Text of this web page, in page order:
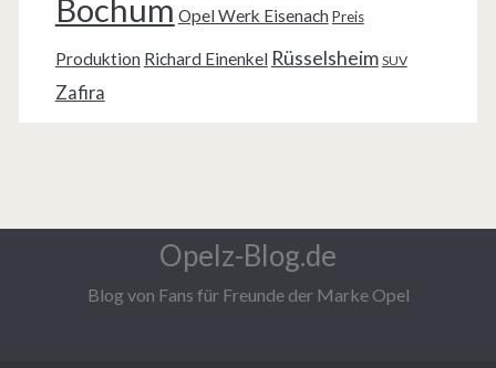
Bochum Opel Werk Eisenach Preis
Produktion Richard Einenkel Rüsselsheim SUV
Zafira
Opelz-Blog.de
Blog von Fans für Freunde der Marke Opel